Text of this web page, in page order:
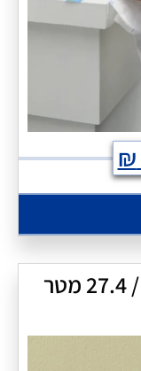
₪
מיני דיספנסר 24 60 ס״מ / 27.4 מטר